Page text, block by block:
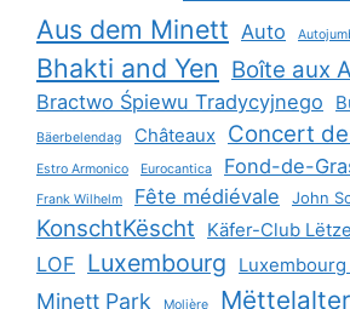
Aus dem Minett Auto
Bhakti and Yen Boîte aux
Bractwo Śpiewu Tradycyjnego
Bäerbelendag Châteaux Concert
Estro Armonico Eurocantica Fond-de-
Frank Wilhelm
Fête médiévale John
KonschtKëscht Käfer-Club
LOF Luxembourg
Minett Park Molière